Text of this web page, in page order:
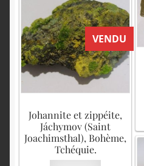
VENDU
Johannite et zippéite,
Jáchymov (Saint
Joachimsthal), Bohème,
Tchéquie.